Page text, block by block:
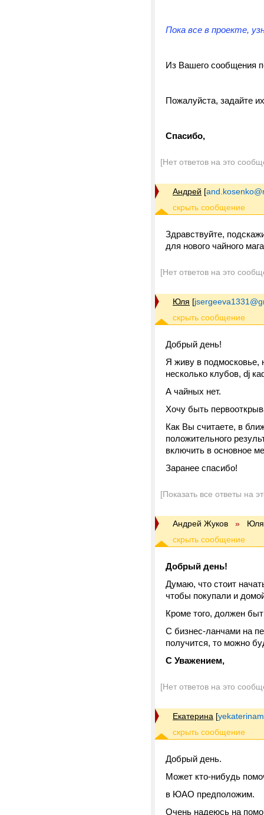
Пока все в проекте,
Из Вашего сообщения
Пожалуйста, задайте
Спасибо,
[Нет ответов на это
Андрей [
Здравствуйте,
для нового чайного
[Нет ответов на это
Юля [
Добрый день!
Я живу в подмосковье,
несколько клубов, dj
А чайных нет.
Хочу быть
Как Вы считаете, в
положительного
включить в основное
Заранее спасибо!
[Показать все ответы на
Андрей Жуков » Юля
Добрый день!
Думаю, что стоит
чтобы покупали и
Кроме того, должен
C бизнес-ланчами на
получится, то можно
С Уважением,
[Нет ответов на это
Екатерина [
Добрый день.
Может кто-нибудь
в ЮАО предположим.
Очень надеюсь на